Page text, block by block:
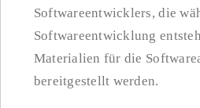
Softwareentwicklers, die
Softwareentwicklung
Materialien für die
bereitgestellt werden.